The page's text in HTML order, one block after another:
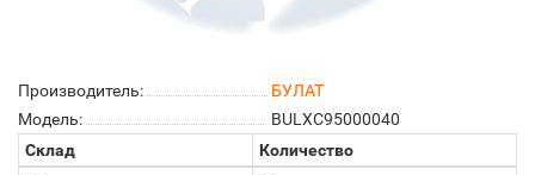
Производитель:
БУЛАТ
Модель:
BULXC95000040
Склад
Количество